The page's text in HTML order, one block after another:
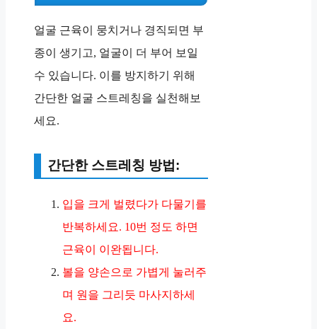
얼굴 근육이 뭉치거나 경직되면 부
종이 생기고, 얼굴이 더 부어 보일
수 있습니다. 이를 방지하기 위해
간단한 얼굴 스트레칭을 실천해보
세요.
간단한 스트레칭 방법:
입을 크게 벌렸다가 다물기를
반복하세요. 10번 정도 하면
근육이 이완됩니다.
볼을 양손으로 가볍게 눌러주
며 원을 그리듯 마사지하세
요.